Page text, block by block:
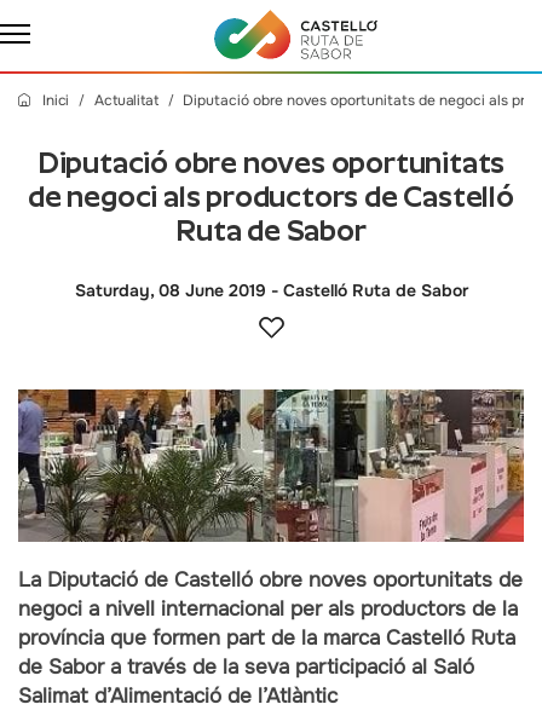
Inici Actualitat Diputació obre noves oportunitats de negoci als
Diputació obre noves oportunitats
de negoci als productors de Castelló
Ruta de Sabor
Saturday, 08 June 2019 - Castelló Ruta de Sabor
La Diputació de Castelló obre noves oportunitats de
negoci a nivell internacional per als productors de la
província que formen part de la marca Castelló Ruta
de Sabor a través de la seva participació al Saló
Salimat d’Alimentació de l’Atlàntic